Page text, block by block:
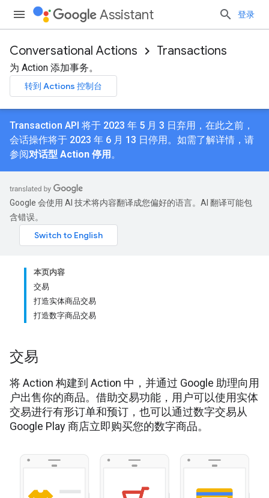
Assistant 登录
Conversational Actions Transactions
为 Action 添加事务。
转到 Actions 控制台
Transaction API 将于 2023 年 5 月 3 日弃用，在此之前，
会话操作将于 2023 年 6 月 13 日停用。如需了解详情，请
参阅对话型 Action 停用 。
Google 会使用 AI 技术将内容翻译成您偏好的语言。AI 翻译可能包
含错误。
本页内容
交易
打造实体商品交易
打造数字商品交易
交易
将 Action 构建到 Action 中，并通过 Google 助理向用
户出售你的商品。借助交易功能，用户可以使用实体
交易进行有形订单和预订，也可以通过数字交易从
Google Play 商店立即购买您的数字商品。